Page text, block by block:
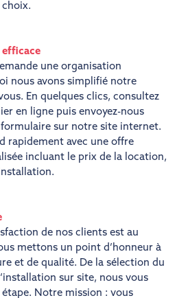
efficace
une organisation
nous avons simplifié notre
En quelques clics, consultez
en ligne puis envoyez-nous
sur notre site internet.
rapidement avec une offre
incluant le prix de la location,
de nos clients est au
mettons un point d’honneur à
et de qualité. De la sélection du
sur site, nous vous
Notre mission : vous